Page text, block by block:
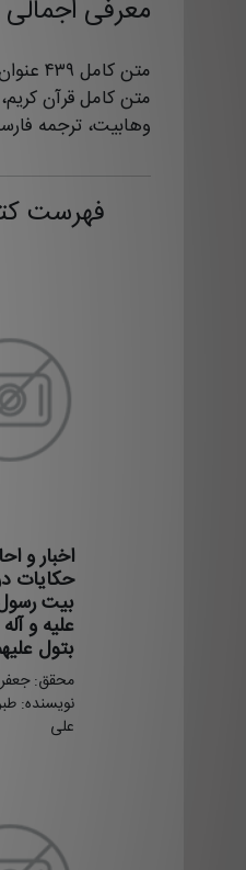
معرفی اجمالی
متن كامل قرآن
وهابیت، ترجمه
فهرست
اخبار و
حکایات
بیت
علیه و
بتول
محقق:
نویسنده:
علی